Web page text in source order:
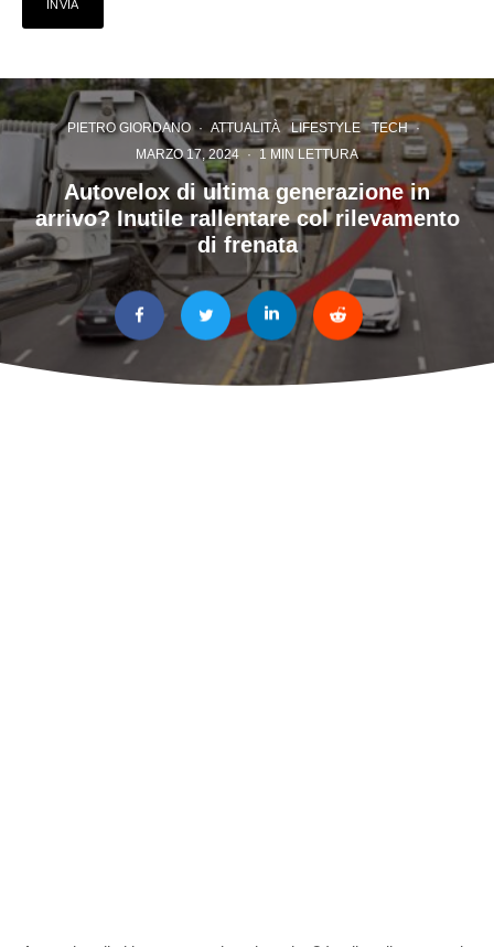
PIETRO GIORDANO · ATTUALITÀ LIFESTYLE TECH ·
MARZO 17, 2024 · 1 MIN LETTURA
Autovelox di ultima generazione in
arrivo? Inutile rallentare col rilevamento
di frenata